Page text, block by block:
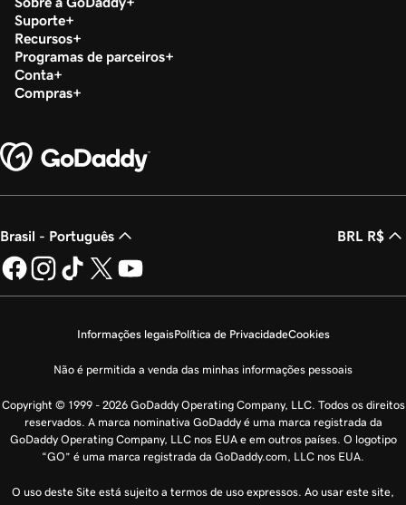
Suporte
Recursos
Programas de parceiros
Conta
Compras
Brasil - Português BRL R$
Informações legaisPolítica de PrivacidadeCookies
Não é permitida a venda das minhas informações pessoais
Copyright © 1999 - 2026 GoDaddy Operating Company, LLC. Todos os direitos
reservados. A marca nominativa GoDaddy é uma marca registrada da
GoDaddy Operating Company, LLC nos EUA e em outros países. O logotipo
“GO” é uma marca registrada da GoDaddy.com, LLC nos EUA.
O uso deste Site está sujeito a termos de uso expressos. Ao usar este site,